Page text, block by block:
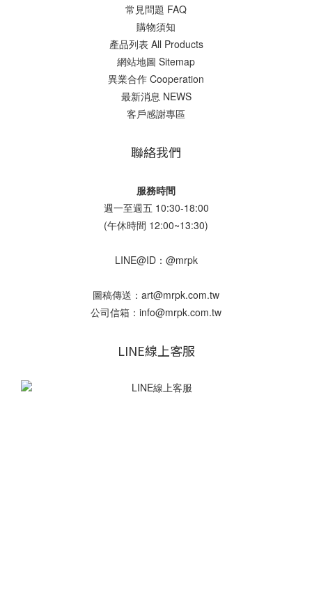
常見問題 FAQ
購物須知
產品列表 All Products
網站地圖 Sitemap
異業合作 Cooperation
最新消息 NEWS
客戶感謝專區
聯絡我們
服務時間
週一至週五 10:30-18:00
(午休時間 12:00~13:30)
LINE@ID：@mrpk
圖稿傳送：art@mrpk.com.tw
公司信箱：info@mrpk.com.tw
LINE線上客服